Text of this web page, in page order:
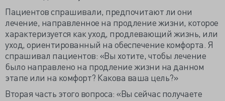
Пациентов спрашивали, предпочитают ли они
лечение, направленное на продление жизни, которое
характеризуется как уход, продлевающий жизнь, или
уход, ориентированный на обеспечение комфорта. Я
спрашивал пациентов: «Вы хотите, чтобы лечение
было направлено на продление жизни на данном
этапе или на комфорт? Какова ваша цель?»
Вторая часть этого вопроса: «Вы сейчас получаете